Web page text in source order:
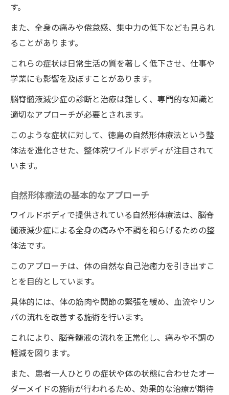
観光を兼ねた治療のメリット
整体院ワイルドボディが提供する脳脊髄液減少
特別治療法の具体的な内容
治療法の開発背景
適応症例と治療効果
治療後の生活指導
アプローチ
治療開始から終了までの流れ
施術に用いる技術と道具
治療中の生活習慣の改善
セルフケアの重要性
治療後の健康維持方法
自然形体療法が脳脊髄液減少症を改善する理由
自然形体療法の理論と背景
脳脊髄液の循環を促進する整体技術
組み
す。
また、全身の痛みや倦怠感、集中力の低下なども見られ
ることがあります。
これらの症状は日常生活の質を著しく低下させ、仕事や
学業にも影響を及ぼすことがあります。
脳脊髄液減少症の診断と治療は難しく、専門的な知識と
適切なアプローチが必要とされます。
このような症状に対して、徳島の自然形体療法という整
体法を進化させた、整体院ワイルドボディが注目されて
います。
自然形体療法の基本的なアプローチ
ワイルドボディで提供されている自然形体療法は、脳脊
髄液減少症による全身の痛みや不調を和らげるための整
体法です。
このアプローチは、体の自然な自己治癒力を引き出すこ
とを目的としています。
具体的には、体の筋肉や関節の緊張を緩め、血流やリン
パの流れを改善する施術を行います。
これにより、脳脊髄液の流れを正常化し、痛みや不調の
軽減を図ります。
また、患者一人ひとりの症状や体の状態に合わせたオー
ダーメイドの施術が行われるため、効果的な治療が期待